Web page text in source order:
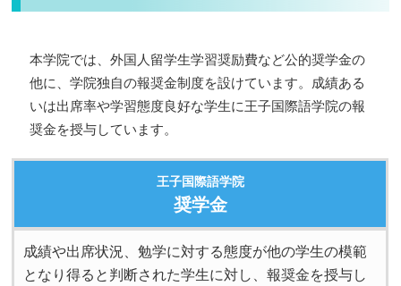
本学院では、外国人留学生学習奨励費など公的奨学金の
他に、学院独自の報奨金制度を設けています。成績ある
いは出席率や学習態度良好な学生に王子国際語学院の報
奨金を授与しています。
王子国際語学院
奨学金
成績や出席状況、勉学に対する態度が他の学生の模範
となり得ると判断された学生に対し、報奨金を授与し